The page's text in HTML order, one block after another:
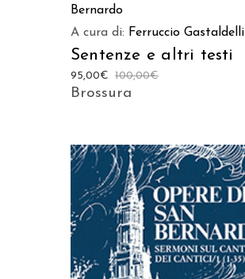
Bernardo
A cura di: Ferruccio Gastaldelli
Sentenze e altri testi
100,00€
95,00€
Brossura